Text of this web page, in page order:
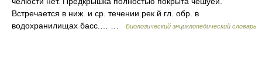
Встречается в ниж. и ср. течении рек й гл. обр. в
водохранилищах басc.… …
Биологический энциклопедический словарь